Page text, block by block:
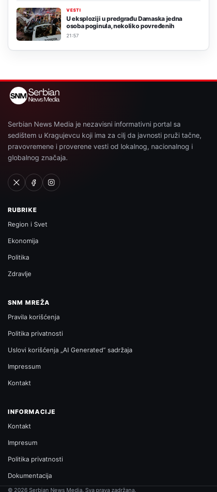
VESTI
U eksploziji u predgrađu Damaska jedna
osoba poginula, nekoliko povređenih
21:57
Serbian News Media je nezavisni informativni portal sa
sedištem u Kragujevcu koji ima za cilj da javnosti pruži tačne,
pravovremene i proverene vesti od lokalnog, nacionalnog i
globalnog značaja.
RUBRIKE
Region i Svet
Ekonomija
Politika
Zdravlje
SNM MREŽA
Pravila korišćenja
Politika privatnosti
Uslovi korišćenja „AI Generated“ sadržaja
Impressum
Kontakt
INFORMACIJE
Kontakt
Impresum
Politika privatnosti
Dokumentacija
© 2026 Serbian News Media. Sva prava zadržana.